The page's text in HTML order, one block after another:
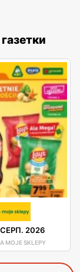
СЕРП. 2026
MOJE SKLEPY